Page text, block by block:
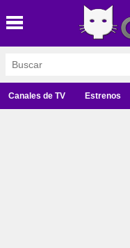
Canales de TV Estrenos